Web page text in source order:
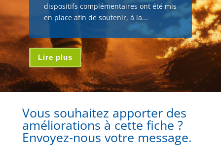
dispositifs complémentaires ont été mis
en place afin de soutenir, à la...
Lire plus
Vous souhaitez apporter des
améliorations à cette fiche ?
Envoyez-nous votre message.